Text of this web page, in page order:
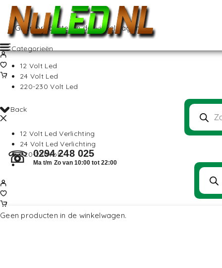
Geen producten in de winkelwagen.
Back
12 Volt Led Verlichting
24 Volt Led Verlichting
220-230Volt
Categorieën
12 Volt Led
24 Volt Led
220-230 Volt Led
☏ 0294 248 025
Ma t/m Zo van 10:00 tot 22:00
Geen producten in de winkelwagen.